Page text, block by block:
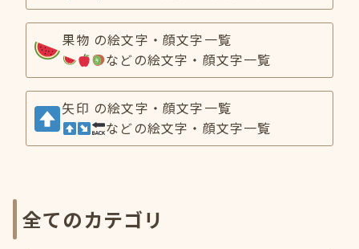
果物 の絵文字・顔文字一覧
などの絵文字・顔文字一覧
矢印 の絵文字・顔文字一覧
などの絵文字・顔文字一覧
全てのカテゴリ